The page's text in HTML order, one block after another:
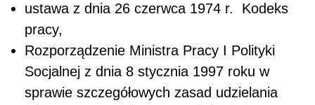
ustawa z dnia 26 czerwca 1974 r. Kodeks
pracy,
Rozporządzenie Ministra Pracy I Polityki
Socjalnej z dnia 8 stycznia 1997 roku w
sprawie szczegółowych zasad udzielania